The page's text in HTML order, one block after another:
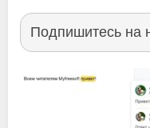
Подпишитесь на